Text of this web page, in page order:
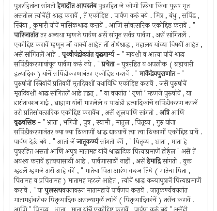
पुत्ररहितांना सांगतोहेमाद्रींत आपस्तंबपुत्ररहित जे कोणी स्त्रिया किंवा पुरुष मृत
असतील त्यांचेंही श्राद्ध करावें , तें एकोद्दिष्ट . पार्वण करुं नये . मित्र , बंधु , सपिंड ,
स्त्रिया , कुमारी यांचें मासिकश्राद्ध करावें . आणि सांवत्सरिक एकोद्दिष्ट करावें . "
पारिजातांततर अन्यथा म्हणजे पार्वण असें सांगून सर्वत्र पार्वण , असें सांगितलें .
एकोद्दिष्ट करावें म्हणून जीं वाक्यें आहेत तीं तीर्थश्राद्ध , महालय यांच्या विषयीं आहेत ,
असें सांगितलें आहे .पृथ्वीचंद्रोदयांत वृद्धगार्ग्य -" मावशी व आत्या यांचें श्राद्ध
सपिंडीकरणावांचून पार्वण करुं नये . "प्रचेता -पुत्ररहित व अपत्नीक ( ब्रह्मचारी
इत्यादिक ) यांचें सपिंडीकरणानंतर एकोद्दिष्ट करावें . "मार्केंडेयपुराणांत -"
पुरुषांनीं स्त्रियांचें प्रतिवर्षीं मृतदिवशीं यथाविधि एकोद्दिष्ट करावें . जसें पुरुषांचें
मृतदिवशीं श्राद्ध सांगितलें आहे तद्वत् ‍. " या वचनांत ‘ नृणां ’ म्हणजे पुरुषांचें , या
दृष्टांतावरुन गाई , ब्राह्मण यांनीं मारलेले व पाखंडी इत्यादिकांचें सपिंडीकरण नसलें
तरी प्रतिसांवत्सरिक एकोद्दिष्ट करावेंच , असें शूलपाणि सांगतो .अत्रिआणि
वृद्धवसिष्ठ -" भ्राता , भगिनी , पुत्र , स्वामी , मातुल , पितृव्य , गुरु यांना
सपिंडीकरणानंतर ज्या ज्या ठिकाणीं श्राद्ध द्यावयाचें त्या त्या ठिकाणीं एकोद्दिष्ट द्यावें .
पार्वण देऊं नये . " आतां जेंजातूकर्ण्यसांगतो कीं , " पितृव्य , भ्राता , माता हे
पुत्ररहित असतां आणि अपुत्र मातामह यांचें श्राद्धादिक पित्याप्रमाणें होईल " असें तें
अवश्य करावें इतक्यासाठीं आहे . पार्वणासाठीं नाहीं , असेंहेमाद्रिसांगतो . युक्त
म्हटलें म्हणजे असें आहे कीं , " मातेचा पिता आरंभ करुन तिघे ( मातेचा पिता ,
पितामह व प्रपितामह ) मातामह म्हटले आहेत , त्यांचें श्राद्ध कन्यापुत्रानें पित्याप्रमाणें
करावें . " यापुलस्त्यवचनावरुन मातामहाचें पार्वणच करावें . जातूकर्ण्यवचनांत
मातामहांबरोबर पितृव्यादिक असल्यामुळें त्यांचें ( पितृव्यादिकांचें ) तसेंच करावें .